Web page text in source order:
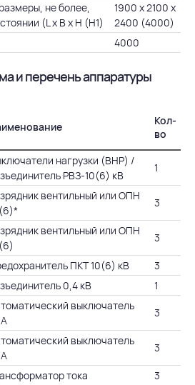
не более,
(L х B х H (Н1)
1900 х 2100 х
2400 (4000)
4000
и перечень аппаратуры
Кол-
во
нагрузки (ВНР) /
РВЗ-10(6) кВ
1
вентильный или ОПН
3
вентильный или ОПН
3
ПКТ 10(6) кВ
3
0,4 кВ
1
выключатель
3
выключатель
3
тока 3